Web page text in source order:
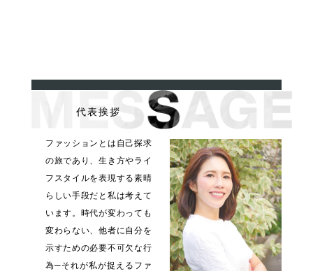
代表挨拶
ファッションとは自己探求
の旅であり、生き方やライ
フスタイルを表現する素晴
らしい手段だと私は考えて
います。時代が変わっても
変わらない、他者に自分を
示すための必要不可欠な行
為─それが私が捉えるファ